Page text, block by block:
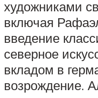
художниками
включая
введение
северное
вкладом в
возрождение.